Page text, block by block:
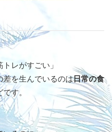
レがすごい」
差を生んでいるのは日常の食
す。